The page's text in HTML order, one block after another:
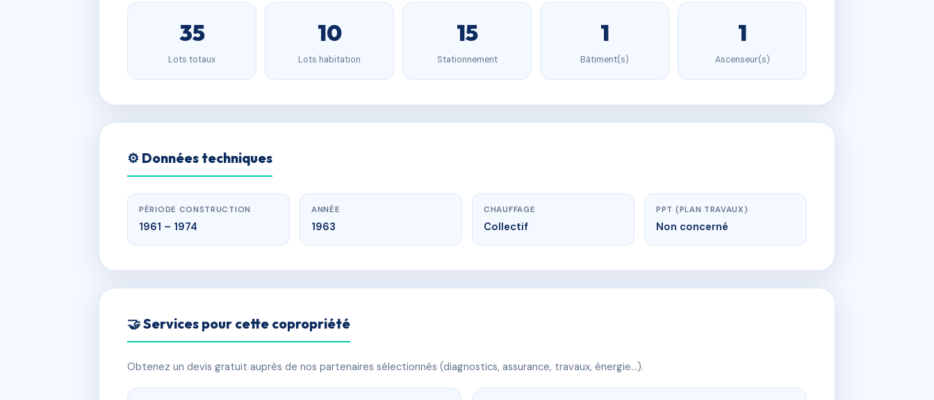
35
Lots totaux
10
Lots habitation
15
Stationnement
1
Bâtiment(s)
1
Ascenseur(s)
⚙️ Données techniques
PÉRIODE CONSTRUCTION
1961 – 1974
ANNÉE
1963
CHAUFFAGE
Collectif
PPT (PLAN TRAVAUX)
Non concerné
🤝 Services pour cette copropriété
Obtenez un devis gratuit auprès de nos partenaires sélectionnés (diagnostics, assurance, travaux, énergie…).